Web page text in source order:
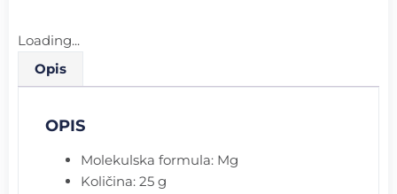
Loading...
Opis
OPIS
Molekulska formula: Mg
Količina: 25 g